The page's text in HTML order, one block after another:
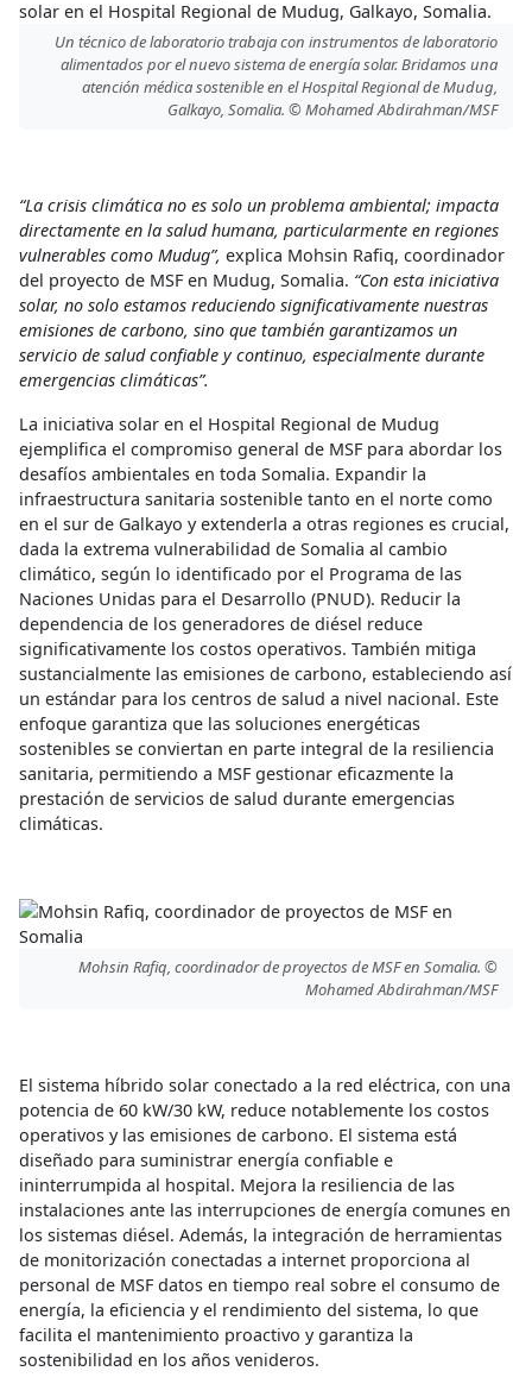
Un técnico de laboratorio trabaja con instrumentos de laboratorio
alimentados por el nuevo sistema de energía solar. Bridamos una
atención médica sostenible en el Hospital Regional de Mudug,
Galkayo, Somalia. © Mohamed Abdirahman/MSF
“La crisis climática no es solo un problema ambiental; impacta
directamente en la salud humana, particularmente en regiones
vulnerables como Mudug”, explica Mohsin Rafiq, coordinador
del proyecto de MSF en Mudug, Somalia. “Con esta iniciativa
solar, no solo estamos reduciendo significativamente nuestras
emisiones de carbono, sino que también garantizamos un
servicio de salud confiable y continuo, especialmente durante
emergencias climáticas”.
La iniciativa solar en el Hospital Regional de Mudug
ejemplifica el compromiso general de MSF para abordar los
desafíos ambientales en toda Somalia. Expandir la
infraestructura sanitaria sostenible tanto en el norte como
en el sur de Galkayo y extenderla a otras regiones es crucial,
dada la extrema vulnerabilidad de Somalia al cambio
climático, según lo identificado por el Programa de las
Naciones Unidas para el Desarrollo (PNUD). Reducir la
dependencia de los generadores de diésel reduce
significativamente los costos operativos. También mitiga
sustancialmente las emisiones de carbono, estableciendo así
un estándar para los centros de salud a nivel nacional. Este
enfoque garantiza que las soluciones energéticas
sostenibles se conviertan en parte integral de la resiliencia
sanitaria, permitiendo a MSF gestionar eficazmente la
prestación de servicios de salud durante emergencias
climáticas.
Mohsin Rafiq, coordinador de proyectos de MSF en Somalia. ©
Mohamed Abdirahman/MSF
El sistema híbrido solar conectado a la red eléctrica, con una
potencia de 60 kW/30 kW, reduce notablemente los costos
operativos y las emisiones de carbono. El sistema está
diseñado para suministrar energía confiable e
ininterrumpida al hospital. Mejora la resiliencia de las
instalaciones ante las interrupciones de energía comunes en
los sistemas diésel. Además, la integración de herramientas
de monitorización conectadas a internet proporciona al
personal de MSF datos en tiempo real sobre el consumo de
energía, la eficiencia y el rendimiento del sistema, lo que
facilita el mantenimiento proactivo y garantiza la
sostenibilidad en los años venideros.